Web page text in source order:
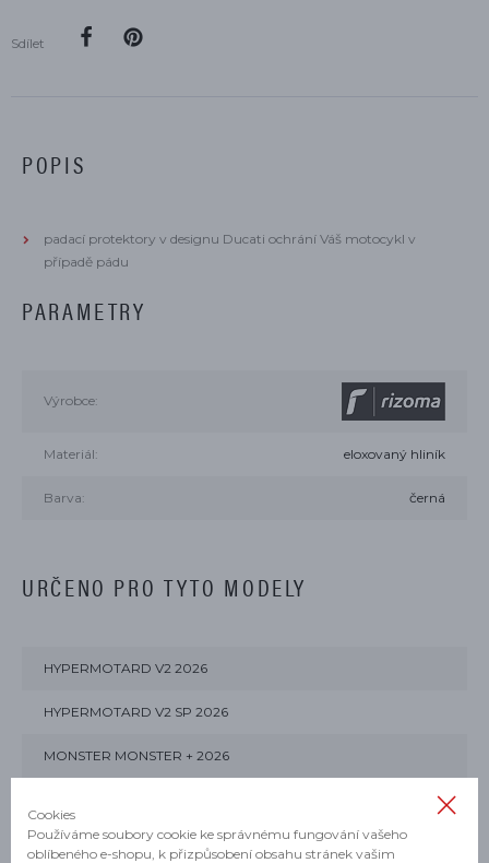
Sdílet
POPIS
padací protektory v designu Ducati ochrání Váš motocykl v
případě pádu
PARAMETRY
Výrobce:
Materiál: eloxovaný hliník
Barva: černá
URČENO PRO TYTO MODELY
HYPERMOTARD V2 2026
HYPERMOTARD V2 SP 2026
MONSTER MONSTER + 2026
MULTISTRADA V2 2025, 2026
Cookies
Používáme soubory cookie ke správnému fungování vašeho
oblíbeného e-shopu, k přizpůsobení obsahu stránek vašim